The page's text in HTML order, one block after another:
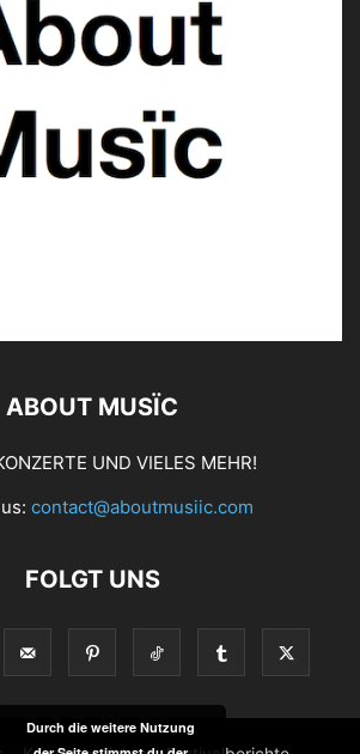
ABOUT MUSÏC
UND VIELES MEHR!
contact@aboutmusiic.com
FOLGT UNS
Durch die weitere Nutzung